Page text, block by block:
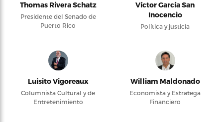
Thomas Rivera Schatz
Presidente del Senado de
Puerto Rico
Víctor García San
Inocencio
Política y justicia
Luisito Vigoreaux
Columnista Cultural y de
Entretenimiento
William Maldonado
Economista y Estratega
Financiero